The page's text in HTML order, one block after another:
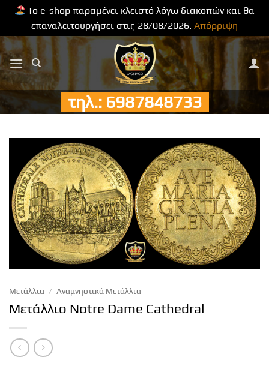
Το e-shop παραμένει κλειστό λόγω διακοπών και θα
επαναλειτουργήσει στις 28/08/2026. Απόρριψη
Μετάβαση
στο
περιεχόμενο
τηλ.: 6987848733
Μετάλλια / Αναμνηστικά Μετάλλια
Μετάλλιο Notre Dame Cathedral